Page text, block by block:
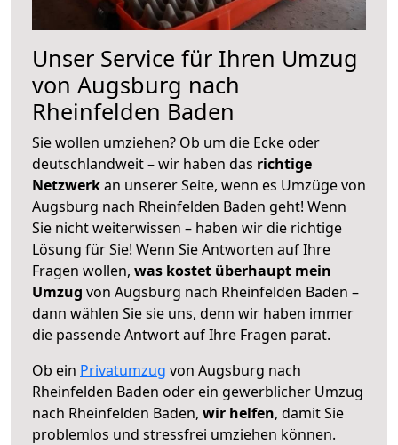
Unser Service für Ihren Umzug
von Augsburg nach
Rheinfelden Baden
Sie wollen umziehen? Ob um die Ecke oder
deutschlandweit – wir haben das richtige
Netzwerkan unserer Seite, wenn es Umzüge von
Augsburg nach Rheinfelden Baden geht! Wenn
Sie nicht weiterwissen – haben wir die richtige
Lösung für Sie! Wenn Sie Antworten auf Ihre
Fragen wollen, was kostet überhaupt mein
Umzug von Augsburg nach Rheinfelden Baden –
dann wählen Sie sie uns, denn wir haben immer
die passende Antwort auf Ihre Fragen parat.
Ob ein Privatumzug von Augsburg nach
Rheinfelden Baden oder ein gewerblicher Umzug
nach Rheinfelden Baden, wir helfen, damit Sie
problemlos und stressfrei umziehen können.